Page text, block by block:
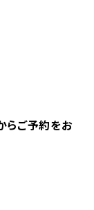
らご予約をお